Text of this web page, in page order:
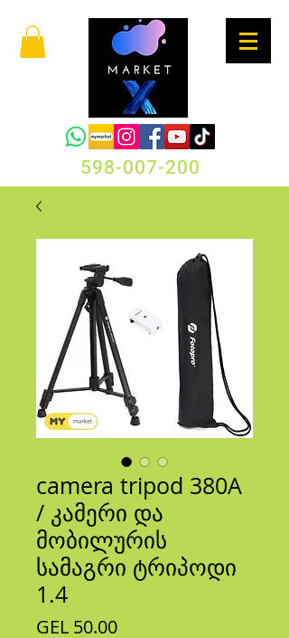
598-007-200
camera tripod 380A
/ კამერი და
მობილურის
სამაგრი ტრიპოდი
1.4
GEL 50.00Price